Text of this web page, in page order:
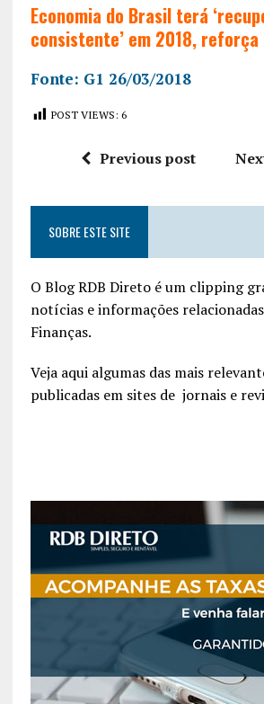
Economia do Brasil terá
consistente’ em 2018, reforça
Fonte: G1 26/03/2018
POST VIEWS: 6
Previous post
SOBRE ESTE SITE
O Blog RDB Direto é um clipping
notícias e informações
Finanças.
Veja aqui algumas das mais
publicadas em sites de jornais e